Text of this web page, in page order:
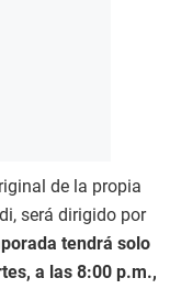
de la propia
será dirigido por
tendrá solo
a las 8:00 p.m.,